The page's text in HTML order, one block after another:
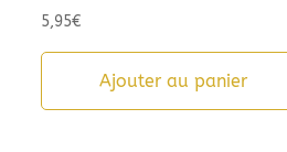
5,95€
Ajouter au panier